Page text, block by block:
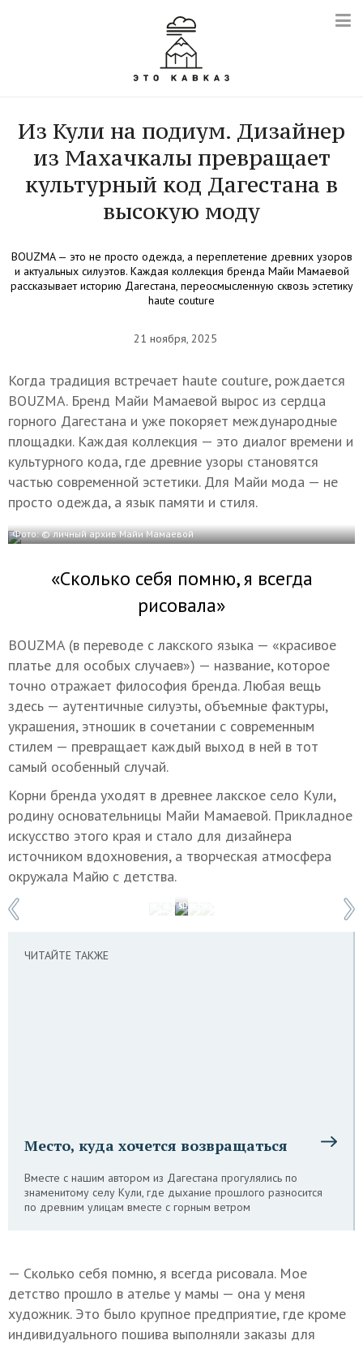
Из Кули на подиум. Дизайнер
из Махачкалы превращает
культурный код Дагестана в
высокую моду
BOUZMA — это не просто одежда, а переплетение древних узоров
и актуальных силуэтов. Каждая коллекция бренда Майи Мамаевой
рассказывает историю Дагестана, переосмысленную сквозь эстетику
haute couture
21 ноября, 2025
Когда традиция встречает haute couture, рождается
BOUZMA. Бренд Майи Мамаевой вырос из сердца
горного Дагестана и уже покоряет международные
площадки. Каждая коллекция — это диалог времени и
культурного кода, где древние узоры становятся
частью современной эстетики. Для Майи мода — не
просто одежда, а язык памяти и стиля.
Фото: © личный архив Майи Мамаевой
«Сколько себя помню, я всегда
рисовала»
BOUZMA (в переводе с лакского языка — «красивое
платье для особых случаев») — название, которое
точно отражает философия бренда. Любая вещь
здесь — аутентичные силуэты, объемные фактуры,
украшения, этношик в сочетании с современным
стилем — превращает каждый выход в ней в тот
самый особенный случай.
Корни бренда уходят в древнее лакское село Кули,
родину основательницы Майи Мамаевой. Прикладное
искусство этого края и стало для дизайнера
источником вдохновения, а творческая атмосфера
окружала Майю с детства.
Фото: © личный архив Майи Мамаевой
1 / 5
ЧИТАЙТЕ ТАКЖЕ
Место, куда хочется возвращаться
Вместе с нашим автором из Дагестана прогулялись по
знаменитому селу Кули, где дыхание прошлого разносится
по древним улицам вместе с горным ветром
— Сколько себя помню, я всегда рисовала. Мое
детство прошло в ателье у мамы — она у меня
художник. Это было крупное предприятие, где кроме
индивидуального пошива выполняли заказы для